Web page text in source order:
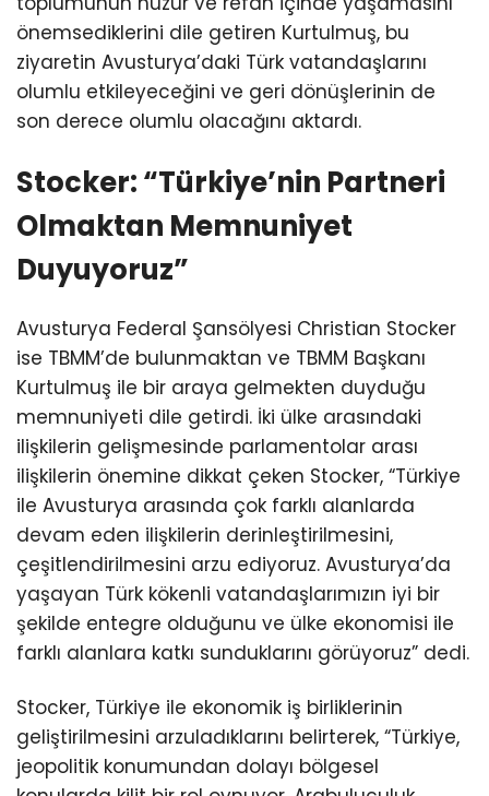
Olmaktan Memnuniyet
Duyuyoruz”
Avusturya Federal Şansölyesi Christian Stocker
Kurtulmuş ile bir araya gelmekten duyduğu
memnuniyeti dile getirdi. İki ülke arasındaki
ilişkilerin gelişmesinde parlamentolar arası
ilişkilerin önemine dikkat çeken Stocker, “Türkiye
devam eden ilişkilerin derinleştirilmesini,
çeşitlendirilmesini arzu ediyoruz. Avusturya’da
yaşayan Türk kökenli vatandaşlarımızın iyi bir
şekilde entegre olduğunu ve ülke ekonomisi ile
farklı alanlara katkı sunduklarını görüyoruz” dedi.
Stocker, Türkiye ile ekonomik iş birliklerinin
geliştirilmesini arzuladıklarını belirterek, “Türkiye,
jeopolitik konumundan dolayı bölgesel
konularda kilit bir rol oynuyor. Arabuluculuk
çabalarını takdirle karşıladığımız Türkiye’nin
partneri olmaktan memnuniyet duyuyoruz”